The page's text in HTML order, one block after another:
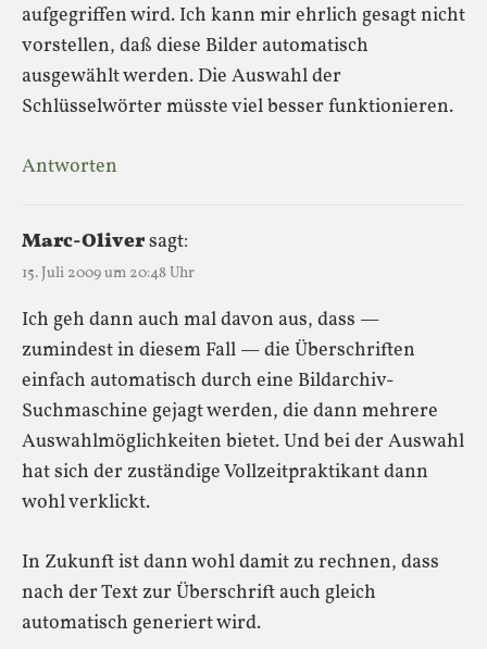
aufgegriffen wird. Ich kann mir ehrlich gesagt nicht
vorstellen, daß diese Bilder automatisch
ausgewählt werden. Die Auswahl der
Schlüsselwörter müsste viel besser funktionieren.
Antworten
Marc-Oliversagt:
15. Juli 2009 um 20:48 Uhr
Ich geh dann auch mal davon aus, dass —
zumindest in diesem Fall — die Überschriften
einfach automatisch durch eine Bildarchiv-
Suchmaschine gejagt werden, die dann mehrere
Auswahlmöglichkeiten bietet. Und bei der Auswahl
hat sich der zuständige Vollzeitpraktikant dann
wohl verklickt.
In Zukunft ist dann wohl damit zu rechnen, dass
nach der Text zur Überschrift auch gleich
automatisch generiert wird.